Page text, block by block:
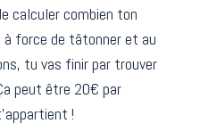
calculer combien ton
à force de tâtonner et au
tu vas finir par trouver
peut être 20€ par
!